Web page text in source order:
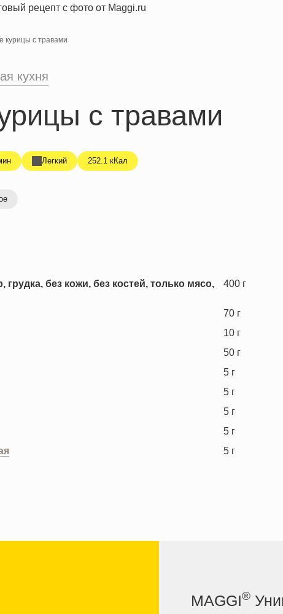
курицы с травами
кухня
с травами
Легкий 252.1 кКал
без кожи, без костей, только мясо,
400 г
70 г
10 г
50 г
5 г
5 г
5 г
5 г
5 г
MAGGI®